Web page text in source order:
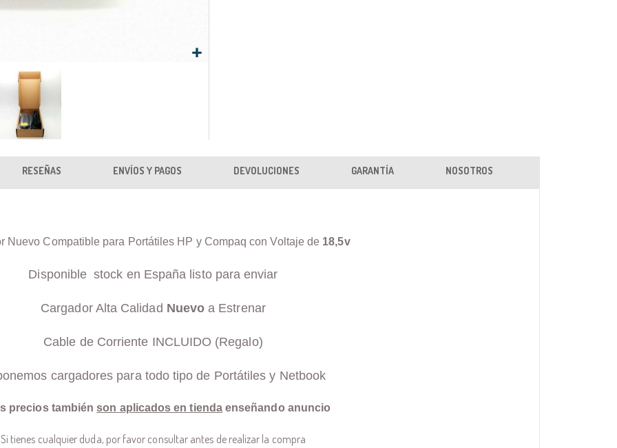
Nuevo Compatible para Portátiles HP y Compaq con Voltaje de 18,5v
Disponible stock en España listo para enviar
Cargador Alta Calidad Nuevo a Estrenar
Cable de Corriente INCLUIDO (Regalo)
cargadores para todo tipo de Portátiles y Netbook
precios también son aplicados en tienda enseñando anuncio
Si tienes cualquier duda, por favor consultar antes de realizar la compra
RESEÑAS ENVÍOS Y PAGOS DEVOLUCIONES GARANTÍA NOSOTROS